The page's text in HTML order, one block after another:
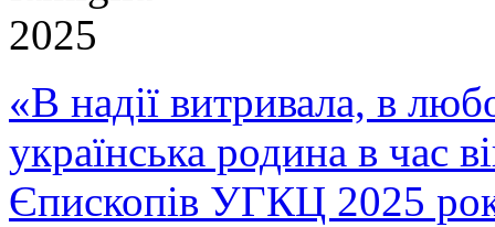
«В надії витривала, в
українська родина в час
Єпископів УГКЦ 2025